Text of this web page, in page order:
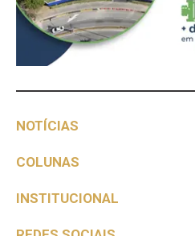
NOTÍCIAS
COLUNAS
INSTITUCIONAL